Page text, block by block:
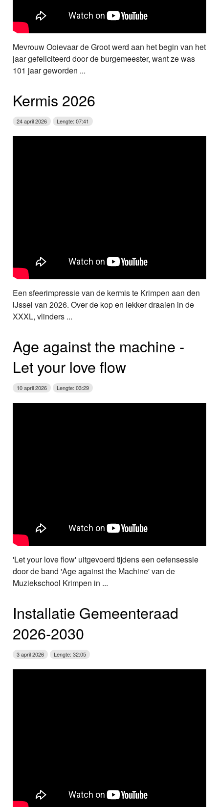
Mevrouw Ooievaar de Groot werd aan het begin van het
jaar gefeliciteerd door de burgemeester, want ze was
101 jaar geworden ...
Kermis 2026
24 april 2026 Lengte: 07:41
Een sfeerimpressie van de kermis te Krimpen aan den
IJssel van 2026. Over de kop en lekker draaien in de
XXXL, vlinders ...
Age against the machine ‑
Let your love flow
10 april 2026 Lengte: 03:29
'Let your love flow' uitgevoerd tijdens een oefensessie
door de band 'Age against the Machine' van de
Muziekschool Krimpen in ...
Installatie Gemeenteraad
2026‑2030
3 april 2026 Lengte: 32:05